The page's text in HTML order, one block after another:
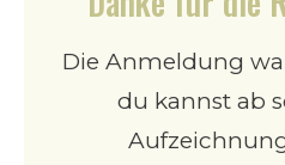
Die Anmeldung
du kannst ab